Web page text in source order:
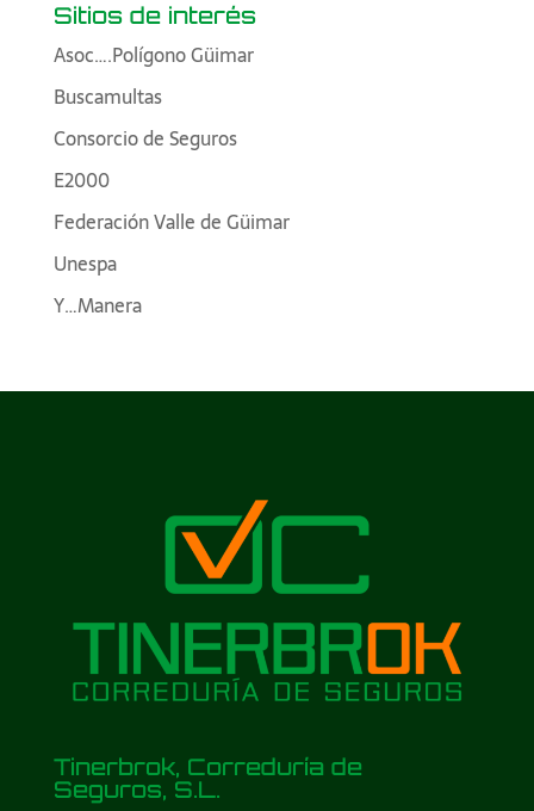
Sitios de interés
Asoc….Polígono Güimar
Buscamultas
Consorcio de Seguros
E2000
Federación Valle de Güimar
Unespa
Y…Manera
Tinerbrok, Correduría de
Seguros, S.L.